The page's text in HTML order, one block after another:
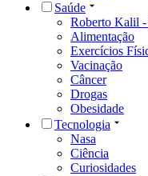
Saúde
Roberto Kalil
Alimentação
Exercícios
Vacinação
Câncer
Drogas
Obesidade
Tecnologia
Nasa
Ciência
Curiosidades